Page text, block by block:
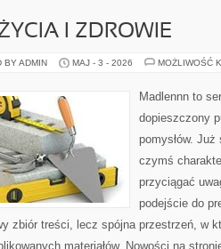
I ZDROWIE
BY ADMIN MAJ - 3 - 2026 MOŻLIWOŚĆ
Madlennn to
dopieszczony
pomysłów.
czymś
przyciągać
podejście do
zbiór treści, lecz spójna przestrzeń, w
materiałów. Nowości na